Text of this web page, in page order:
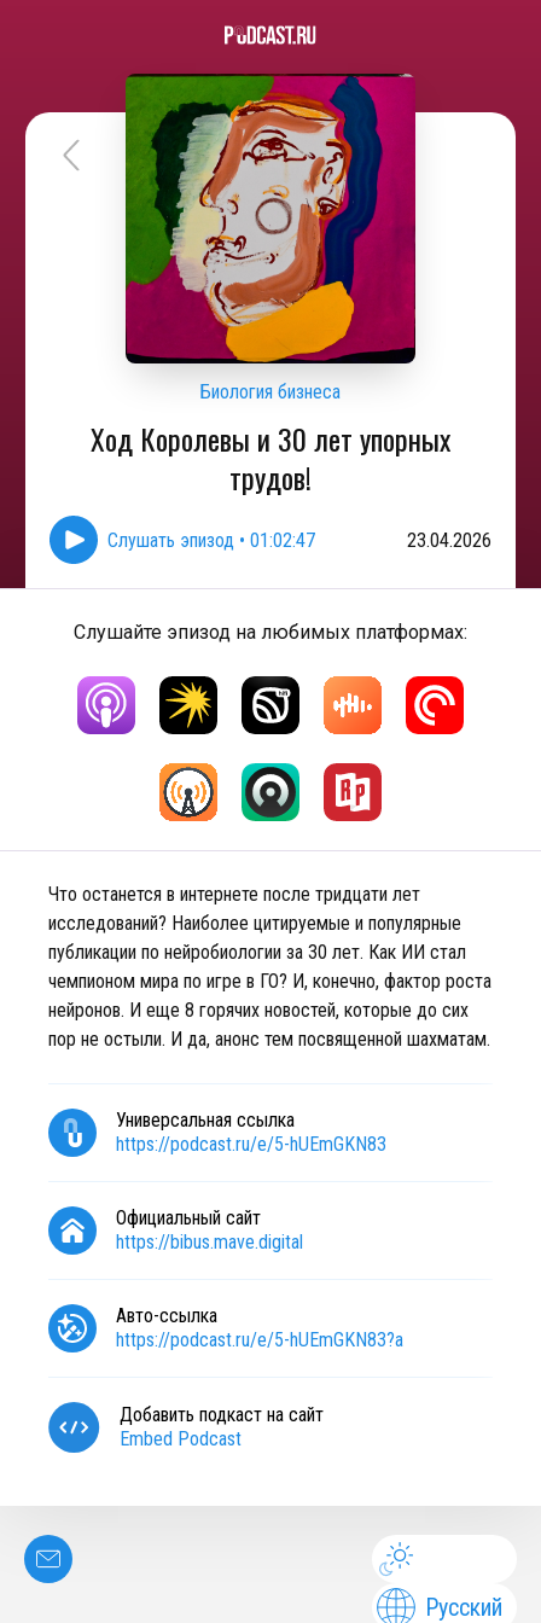
Биология бизнеса
Ход Королевы и 30 лет упорных
трудов!
Слушать эпизод • 01:02:47 23.04.2026
Слушайте эпизод на любимых платформах:
Что останется в интернете после тридцати лет
исследований? Наиболее цитируемые и популярные
публикации по нейробиологии за 30 лет. Как ИИ стал
чемпионом мира по игре в ГО? И, конечно, фактор роста
нейронов. И еще 8 горячих новостей, которые до сих
пор не остыли. И да, анонс тем посвященной шахматам.
Универсальная ссылка
https://podcast.ru/e/5-hUEmGKN83
Официальный сайт
https://bibus.mave.digital
Авто-ссылка
https://podcast.ru/e/5-hUEmGKN83?a
Добавить подкаст на сайт
Embed Podcast
Русский